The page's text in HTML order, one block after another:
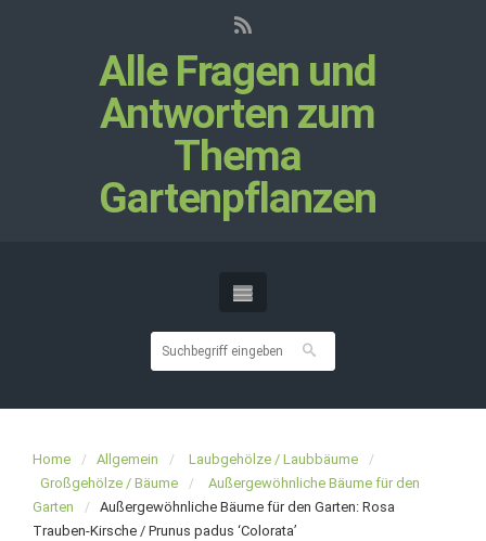
Alle Fragen und
Antworten zum
Thema
Gartenpflanzen
Home Allgemein
Laubgehölze / Laubbäume
Großgehölze / Bäume
Außergewöhnliche Bäume für den
Garten
Außergewöhnliche Bäume für den Garten: Rosa
Trauben-Kirsche / Prunus padus ‘Colorata’